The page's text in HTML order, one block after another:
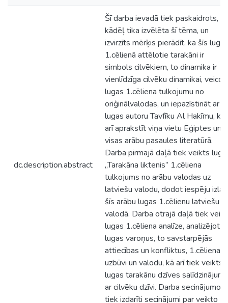
dc.description.abstract
Šī darba ievadā tiek paskaidrots,
kādēļ tika izvēlēta šī tēma, un
izvirzīts mērķis pierādīt, ka šīs lugas
1.cēlienā attēlotie tarakāni ir
simbols cilvēkiem, to dinamika ir
vienlīdzīga cilvēku dinamikai, veicot
lugas 1.cēliena tulkojumu no
oriģinālvalodas, un iepazīstināt ar
lugas autoru Tavfīku Al Hakīmu, kā
arī aprakstīt viņa vietu Ēģiptes un
visas arābu pasaules literatūrā.
Darba pirmajā daļā tiek veikts
„Tarakāna liktenis” 1.cēliena
tulkojums no arābu valodas uz
latviešu valodu, dodot iespēju
šīs arābu lugas 1.cēlienu latviešu
valodā. Darba otrajā daļā tiek
lugas 1.cēliena analīze, analizējot
lugas varoņus, to savstarpējās
attiecības un konfliktus, 1.cēliena
uzbūvi un valodu, kā arī tiek veikts
lugas tarakānu dzīves salīdzinājums
ar cilvēku dzīvi. Darba secinājumos
tiek izdarīti secinājumi par veikto